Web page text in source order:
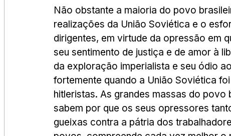
Não obstante a maioria do povo
realizações da União Soviética e o
dirigentes, em virtude da opressão em
seu sentimento de justiça e de amor à
da exploração imperialista e seu ódio
fortemente quando a União Soviética
hitleristas. As grandes massas do
sabem por que os seus opressores
gueixas contra a pátria dos